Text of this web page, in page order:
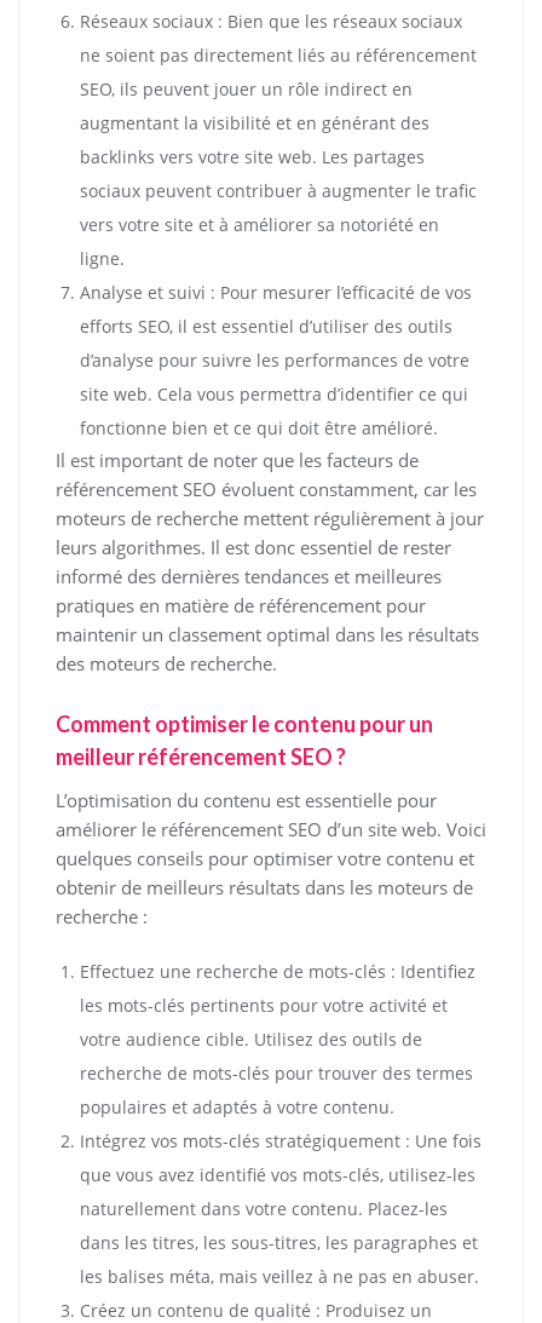
Réseaux sociaux : Bien que les réseaux sociaux
ne soient pas directement liés au référencement
SEO, ils peuvent jouer un rôle indirect en
augmentant la visibilité et en générant des
backlinks vers votre site web. Les partages
sociaux peuvent contribuer à augmenter le trafic
vers votre site et à améliorer sa notoriété en
ligne.
Analyse et suivi : Pour mesurer l’efficacité de vos
efforts SEO, il est essentiel d’utiliser des outils
d’analyse pour suivre les performances de votre
site web. Cela vous permettra d’identifier ce qui
fonctionne bien et ce qui doit être amélioré.
Il est important de noter que les facteurs de
référencement SEO évoluent constamment, car les
moteurs de recherche mettent régulièrement à jour
leurs algorithmes. Il est donc essentiel de rester
informé des dernières tendances et meilleures
pratiques en matière de référencement pour
maintenir un classement optimal dans les résultats
des moteurs de recherche.
Comment optimiser le contenu pour un
meilleur référencement SEO ?
L’optimisation du contenu est essentielle pour
améliorer le référencement SEO d’un site web. Voici
quelques conseils pour optimiser votre contenu et
obtenir de meilleurs résultats dans les moteurs de
recherche :
Effectuez une recherche de mots-clés : Identifiez
les mots-clés pertinents pour votre activité et
votre audience cible. Utilisez des outils de
recherche de mots-clés pour trouver des termes
populaires et adaptés à votre contenu.
Intégrez vos mots-clés stratégiquement : Une fois
que vous avez identifié vos mots-clés, utilisez-les
naturellement dans votre contenu. Placez-les
dans les titres, les sous-titres, les paragraphes et
les balises méta, mais veillez à ne pas en abuser.
Créez un contenu de qualité : Produisez un